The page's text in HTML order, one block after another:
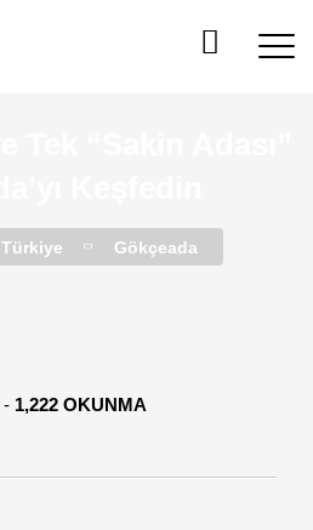
Türkiye Gökçeada
- 1,222 OKUNMA